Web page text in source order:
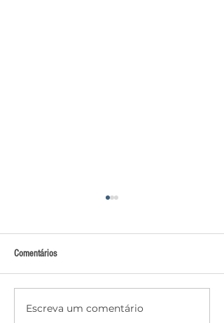
PSDB confirma Tenorinho Malta
Comentários
Escreva um comentário